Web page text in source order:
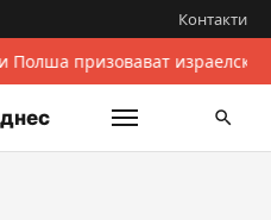
Контакти
Полша призовават